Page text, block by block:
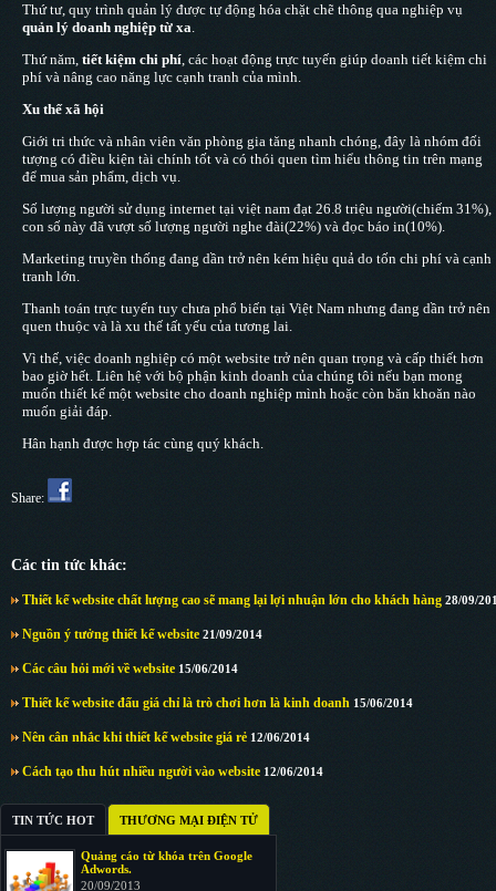
Thứ tư, quy trình quản lý được tự động hóa chặt chẽ thông qua nghiệp vụ
quản lý doanh nghiệp từ xa.
Thứ năm, tiết kiệm chi phí, các hoạt động trực tuyến giúp doanh tiết kiệm chi
phí và nâng cao năng lực cạnh tranh của mình.
Xu thế xã hội
Giới tri thức và nhân viên văn phòng gia tăng nhanh chóng, đây là nhóm đối
tượng có điều kiện tài chính tốt và có thói quen tìm hiểu thông tin trên mạng
để mua sản phẩm, dịch vụ.
Số lượng người sử dụng internet tại việt nam đạt 26.8 triệu người(chiếm 31%),
con số này đã vượt số lượng người nghe đài(22%) và đọc báo in(10%).
Marketing truyền thống đang dần trở nên kém hiệu quả do tốn chi phí và cạnh
tranh lớn.
Thanh toán trực tuyến tuy chưa phổ biến tại Việt Nam nhưng đang dần trở nên
quen thuộc và là xu thế tất yếu của tương lai.
Vì thế, việc doanh nghiệp có một website trở nên quan trọng và cấp thiết hơn
bao giờ hết. Liên hệ với bộ phận kinh doanh của chúng tôi nếu bạn mong
muốn thiết kế một website cho doanh nghiệp mình hoặc còn băn khoăn nào
muốn giải đáp.
Hân hạnh được hợp tác cùng quý khách.
Share:
Các tin tức khác:
Thiết kế website chất lượng cao sẽ mang lại lợi nhuận lớn cho khách hàng 28/09/
Nguồn ý tưởng thiết kế website 21/09/2014
Các câu hỏi mới về website 15/06/2014
Thiết kế website đấu giá chỉ là trò chơi hơn là kinh doanh 15/06/2014
Nên cân nhắc khi thiết kế website giá rẻ 12/06/2014
Cách tạo thu hút nhiều người vào website 12/06/2014
TIN TỨC HOT THƯƠNG MẠI ĐIỆN TỬ
Quảng cáo từ khóa trên Google
Adwords.
20/09/2013